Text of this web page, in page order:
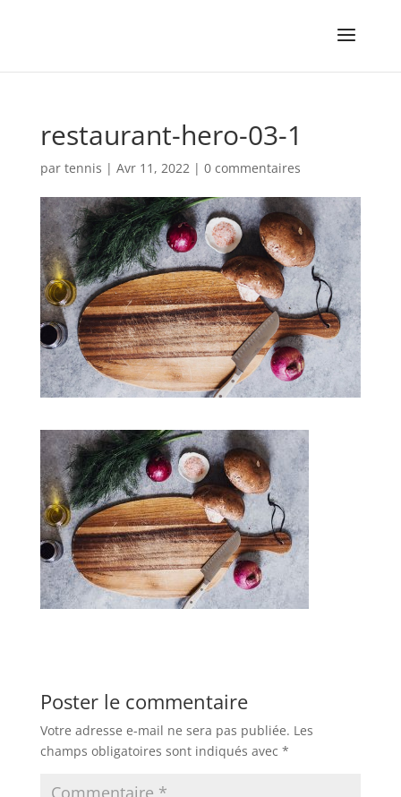
restaurant-hero-03-1
par tennis | Avr 11, 2022| 0 commentaires
Poster le commentaire
Votre adresse e-mail ne sera pas publiée. Les
champs obligatoires sont indiqués avec *